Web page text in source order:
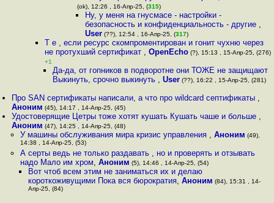
(ok), 12:26 , 16-Апр-25, (315)
Ну, у меня на гнусмасе - настройки -
безопасность и конфиденциальность - другие ,
User (??), 12:54 , 16-Апр-25, (317)
Т е , если ресурс скомпроментирован и гонит чухню через
не протухший сертификат , OpenEcho(?), 15:13 , 15-Апр-25, (276)
+1
Да-да, от гопников в подворотне они ТОЖЕ не защищают
Выкинуть, срочно выкинуть , User(??), 16:22 , 15-Апр-25, (281)
Про SAN сертификаты написали, а что про wildcard септификаты ,
Аноним (45), 14:17 , 14-Апр-25, (45)
Удостоверящие Цетры тоже хотят кушать Кушать чаше и больше ,
Аноним (47), 14:25 , 14-Апр-25, (48)
У машины обслуживания мира кризис управления , Аноним (49),
14:38 , 14-Апр-25, (53)
А серты ведь не только раздавать , но и проверять и отзывать
надо Мало им хром, Аноним (5), 14:46 , 14-Апр-25, (54)
Вот чтоб всем этим не заниматься их и делаю
короткоживущими Пока вся бюрократия, Аноним (84), 15:31 , 14-
Апр-25, (84)